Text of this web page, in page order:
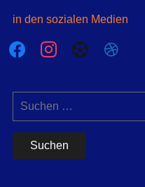
in den sozialen Medien
facebookinstagram
futbol-
dribbble
Suchen
nach: